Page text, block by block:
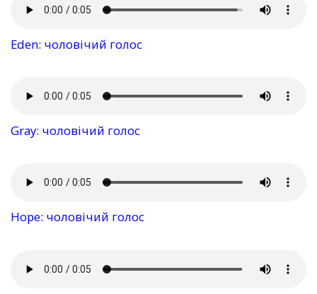
Eden: чоловічий голос
Gray: чоловічий голос
Hope: чоловічий голос